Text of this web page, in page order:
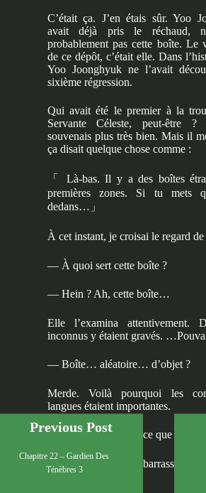
C’était ça. J’en étais sûr. Yoo
avait déjà pris le réchaud,
probablement pas cette boîte. Le
de ce dépôt, c’était elle. Dans
Yoo Joonghyuk ne l’avait
sixième régression.
Qui avait été le premier à la
Servante Céleste, peut-être
souvenais plus très bien. Mais il
ça disait quelque chose comme :
「 Là-bas. Il y a des boîtes
premières zones. Si tu mets
dedans… 」
À cet instant, je croisai le regard de
— À quoi sert cette boîte ?
— Hein ? Ah, cette boîte…
Elle l’examina attentivement.
inconnus y étaient gravés.
— Boîte… aléatoire… d’objet ?
Merde. Voilà pourquoi les
langues étaient importantes.
— Euh… Oui. C’est ce que ça
J’étais légèrement embarrassé. Yoo
:
Previous Post
Chapitre 22 – Gardien Des
Ténèbres 3